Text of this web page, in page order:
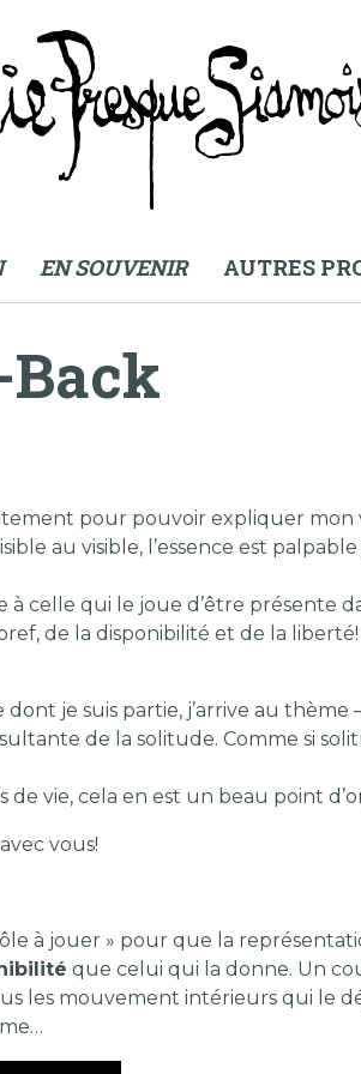
EN SOUVENIR AUTRES
pour pouvoir expliquer
au visible, l’essence est
celle qui le joue d’être présente
de la disponibilité et de la
je suis partie, j’arrive au thème
de la solitude. Comme si
vie, cela en est un beau point
vous!
à jouer » pour que la
que celui qui la donne. Un
les mouvement intérieurs qui le